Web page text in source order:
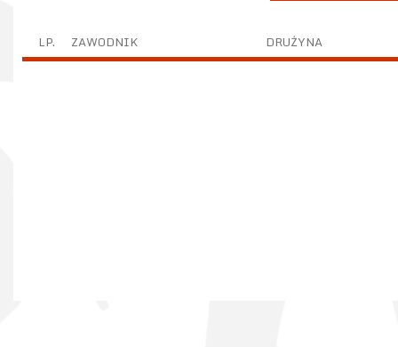
LP. ZAWODNIK DRUŻYNA